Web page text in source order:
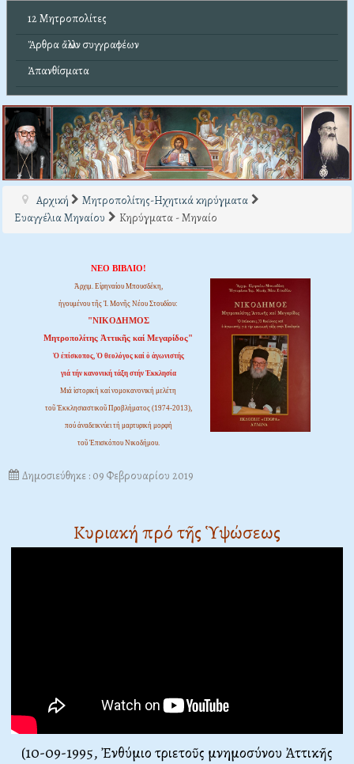
12 Μητροπολίτες
Ἄρθρα ἄλλων συγγραφέων
Ἀπανθίσματα
Αρχική
Μητροπολίτης-Ηχητικά κηρύγματα
Ευαγγέλια Μηναίου
Κηρύγματα - Μηναίο
ΝΕΟ ΒΙΒΛΙΟ!
Ἀρχιμ. Εἰρηναίου Μπουσδέκη,
ἡγουμένου τῆς Ἱ. Μονῆς Νέου Στουδίου:
"ΝΙΚΟΔΗΜΟΣ
Μητροπολίτης Ἀττικῆς καί Μεγαρίδος"
Ὁ ἐπίσκοπος, Ὁ θεολόγος καί ὁ ἀγωνιστής
γιά τήν κανονική τάξη στήν Ἐκκλησία
Μιά ἱστορική καί νομοκανονική μελέτη
τοῦ Ἐκκλησιαστικοῦ Προβλήματος (1974-2013),
πού ἀναδεικνύει τή μαρτυρική μορφή
τοῦ Ἐπισκόπου Νικοδήμου.
Δημοσιεύθηκε : 09 Φεβρουαρίου 2019
Κυριακή πρό τῆς Ὑψώσεως
(10-09-1995, Ἐνθύμιο τριετοῦς μνημοσύνου Ἀττικῆς